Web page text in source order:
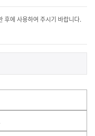
후에 사용하여 주시기 바랍니다.